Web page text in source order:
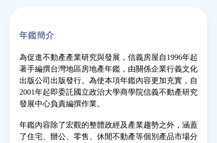
表
焦點新聞
教育推廣
房市分析
研究獎勵
這年鑑簡介
為促進不動產產業研究與發展，信義房屋自1996年起
著手編撰台灣地區房地產年鑑，由關係企業行義文化
出版公司出版發行。為使本項年鑑內容更加充實，自
2001年起即委託國立政治大學商學院信義不動產研究
發展中心負責編撰作業。
年鑑內容除了宏觀的整體政經及產業趨勢之外，涵蓋
了住宅、辦公、零售、休閒不動產等個別產品市場分